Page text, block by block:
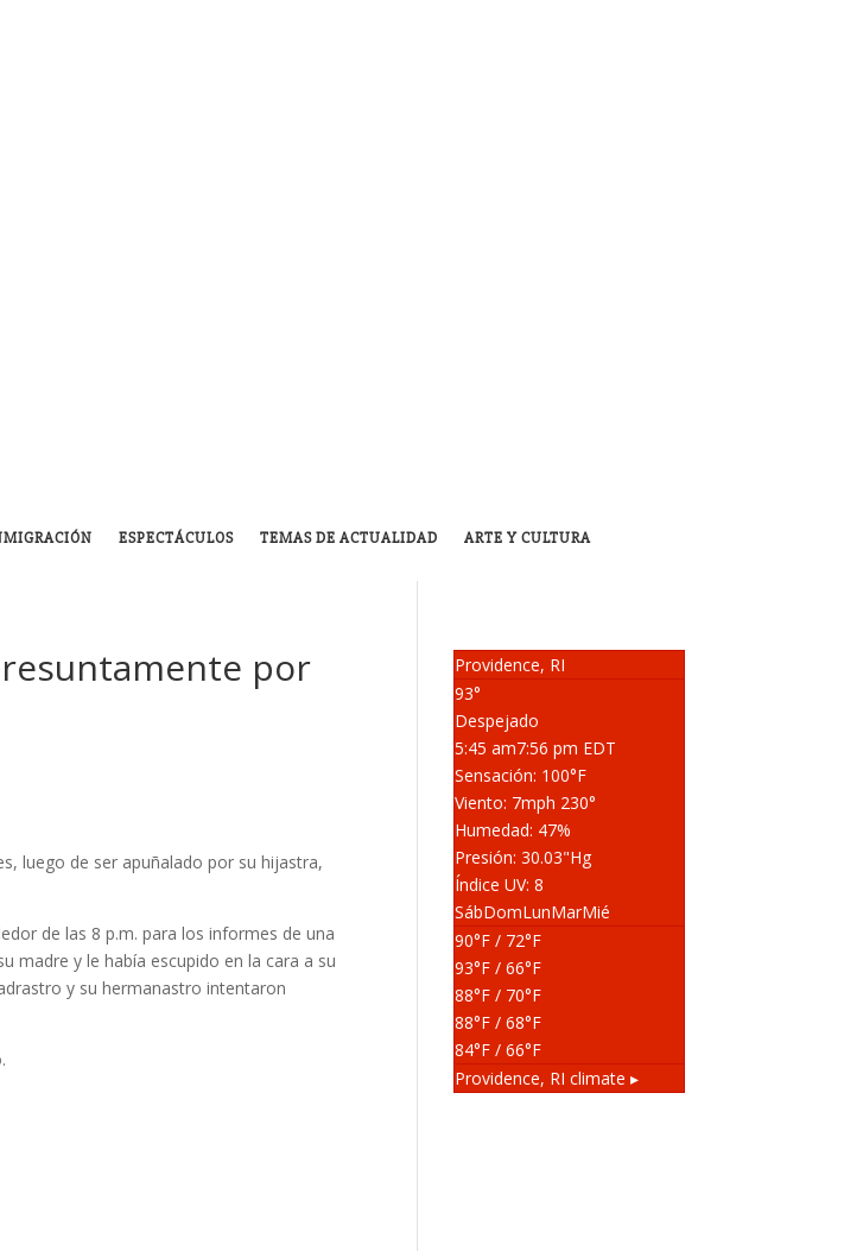
ESPECTÁCULOS TEMAS DE ACTUALIDAD ARTE Y CULTURA
por
luego de ser apuñalado por su hijastra,
de las 8 p.m. para los informes de una
madre y le había escupido en la cara a su
y su hermanastro intentaron
Providence, RI
93°
Despejado
5:45 am7:56 pm EDT
Sensación: 100°F
Viento: 7mph 230°
Humedad: 47%
Presión: 30.03"Hg
Índice UV: 8
SábDomLunMarMié
90°F / 72°F
93°F / 66°F
88°F / 70°F
88°F / 68°F
84°F / 66°F
Providence, RI climate ▸